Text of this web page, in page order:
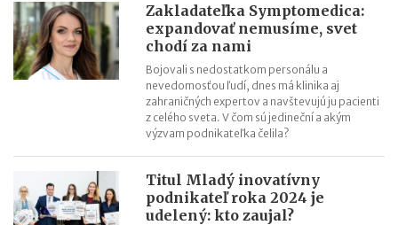
Zakladateľka Symptomedica:
expandovať nemusíme, svet
chodí za nami
Bojovali s nedostatkom personálu a
nevedomosťou ľudí, dnes má klinika aj
zahraničných expertov a navštevujú ju pacienti
z celého sveta. V čom sú jedineční a akým
výzvam podnikateľka čelila?
Titul Mladý inovatívny
podnikateľ roka 2024 je
udelený: kto zaujal?